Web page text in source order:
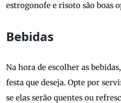
estrogonofe e risoto são boas
Bebidas
Na hora de escolher as
festa que deseja. Opte por
se elas serão quentes ou